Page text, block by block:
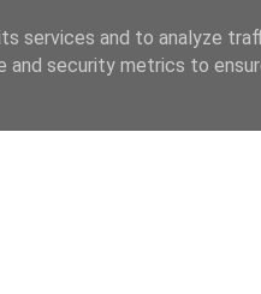
services and to analyze
and security metrics to